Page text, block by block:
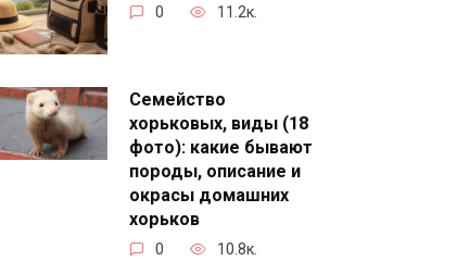
0 11.2к.
Семейство
хорьковых, виды (18
фото): какие бывают
породы, описание и
окрасы домашних
хорьков
0 10.8к.